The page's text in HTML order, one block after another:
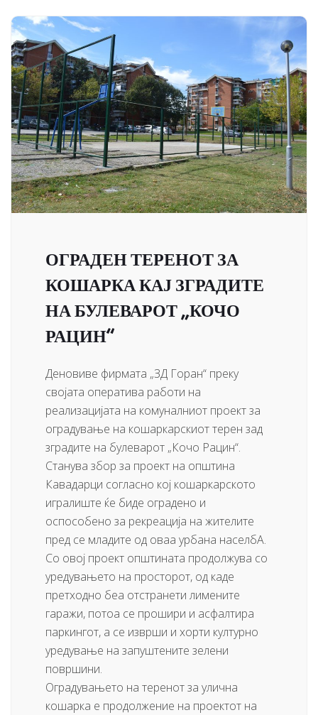
ОГРАДЕН ТЕРЕНОТ ЗА
КОШАРКА КАЈ ЗГРАДИТЕ
НА БУЛЕВАРОТ „КОЧО
РАЦИН“
Деновиве фирмата „ЗД Горан“ преку
својата оператива работи на
реализацијата на комуналниот проект за
оградување на кошаркарскиот терен зад
зградите на булеварот „Кочо Рацин“.
Станува збор за проект на општина
Кавадарци согласно кој кошаркарското
игралиште ќе биде оградено и
оспособено за рекреација на жителите
пред се младите од оваа урбана населбА.
Со овој проект општината продолжува со
уредувањето на просторот, од каде
претходно беа отстранети лимените
гаражи, потоа се прошири и асфалтира
паркингот, а се изврши и хорти културно
уредување на запуштените зелени
површини.
Оградувањето на теренот за улична
кошарка е продолжение на проектот на